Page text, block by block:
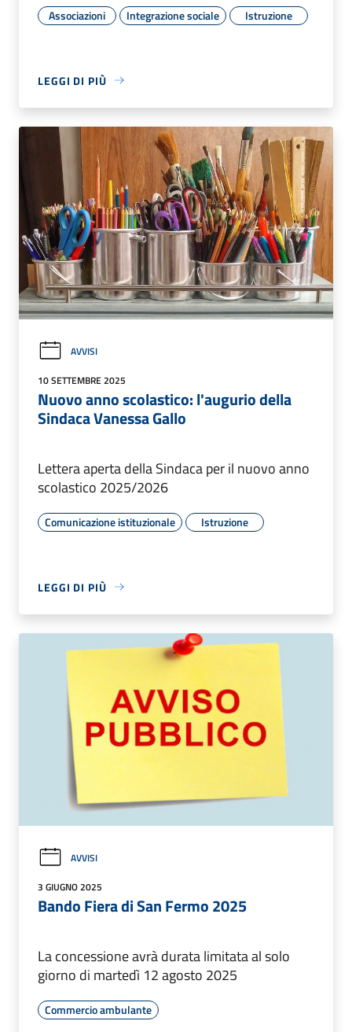
Associazioni Integrazione sociale Istruzione
LEGGI DI PIÙ
AVVISI
10 SETTEMBRE 2025
Nuovo anno scolastico: l'augurio della
Sindaca Vanessa Gallo
Lettera aperta della Sindaca per il nuovo anno
scolastico 2025/2026
Comunicazione istituzionale Istruzione
LEGGI DI PIÙ
AVVISI
3 GIUGNO 2025
Bando Fiera di San Fermo 2025
La concessione avrà durata limitata al solo
giorno di martedì 12 agosto 2025
Commercio ambulante